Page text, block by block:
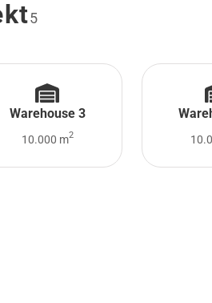
5
Warehouse 3
10.000 m2